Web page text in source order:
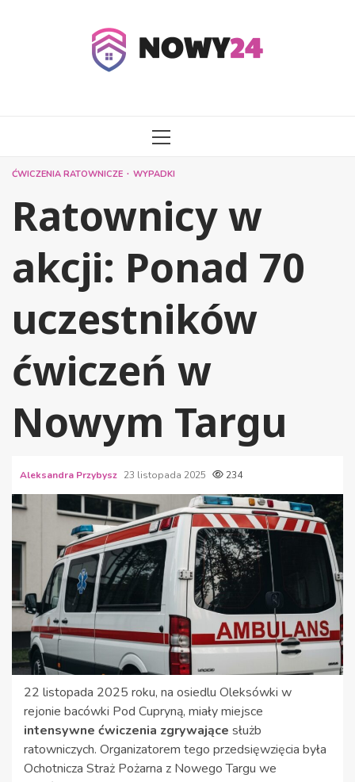
MENU
ĆWICZENIA RATOWNICZE WYPADKI
Ratownicy w
akcji: Ponad 70
uczestników
ćwiczeń w
Nowym Targu
Aleksandra Przybysz 23 listopada 2025 234
22 listopada 2025 roku, na osiedlu Oleksówki w
rejonie bacówki Pod Cupryną, miały miejsce
intensywne ćwiczenia zgrywające służb
ratowniczych. Organizatorem tego przedsięwzięcia była
Ochotnicza Straż Pożarna z Nowego Targu we